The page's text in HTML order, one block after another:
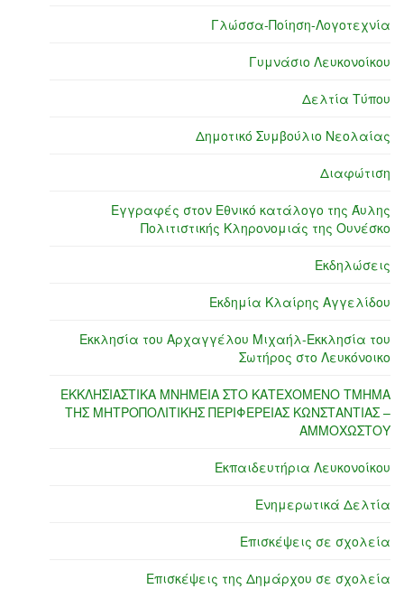
Γλώσσα-Ποίηση-Λογοτεχνία
Γυμνάσιο Λευκονοίκου
Δελτία Τύπου
Δημοτικό Συμβούλιο Νεολαίας
Διαφώτιση
Εγγραφές στον Εθνικό κατάλογο της Άυλης
Πολιτιστικής Κληρονομιάς της Ουνέσκο
Εκδηλώσεις
Εκδημία Κλαίρης Αγγελίδου
Εκκλησία του Αρχαγγέλου Μιχαήλ-Εκκλησία του
Σωτήρος στο Λευκόνοικο
ΕΚΚΛΗΣΙΑΣΤΙΚΑ ΜΝΗΜΕΙΑ ΣΤΟ ΚΑΤΕΧΟΜΕΝΟ ΤΜΗΜΑ
ΤΗΣ ΜΗΤΡΟΠΟΛΙΤΙΚΗΣ ΠΕΡΙΦΕΡΕΙΑΣ ΚΩΝΣΤΑΝΤΙΑΣ –
ΑΜΜΟΧΩΣΤΟΥ
Εκπαιδευτήρια Λευκονοίκου
Ενημερωτικά Δελτία
Επισκέψεις σε σχολεία
Επισκέψεις της Δημάρχου σε σχολεία